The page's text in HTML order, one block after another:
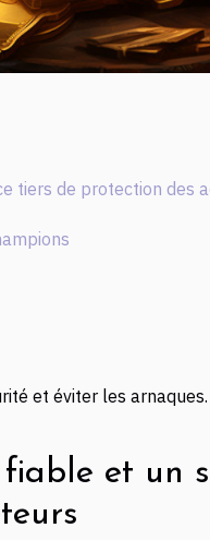
tiers de protection des
et éviter les arnaques.
et un